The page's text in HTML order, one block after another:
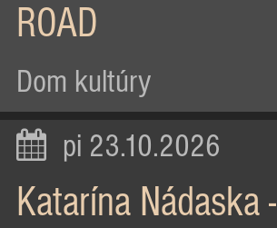
ROAD
Dom kultúry
pi 23.10.2026
Katarína Nádaska -